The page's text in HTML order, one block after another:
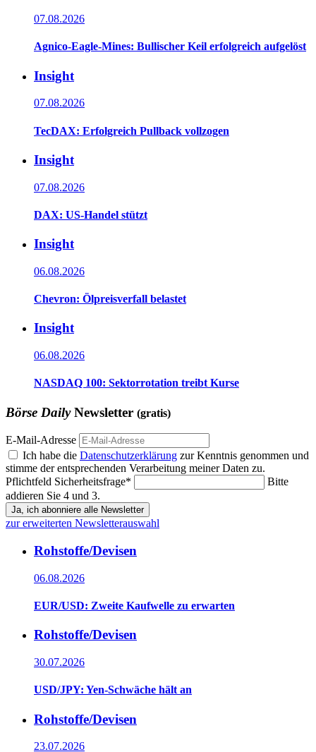
07.08.2026
Agnico-Eagle-Mines: Bullischer Keil erfolgreich aufgelöst
Insight
07.08.2026
TecDAX: Erfolgreich Pullback vollzogen
Insight
07.08.2026
DAX: US-Handel stützt
Insight
06.08.2026
Chevron: Ölpreisverfall belastet
Insight
06.08.2026
NASDAQ 100: Sektorrotation treibt Kurse
Börse DailyNewsletter (gratis)
E-Mail-Adresse
Ich habe die Datenschutzerklärung zur Kenntnis genommen und
stimme der entsprechenden Verarbeitung meiner Daten zu.
Pflichtfeld Sicherheitsfrage*
Bitte
addieren Sie 4 und 3.
Ja, ich abonniere alle Newsletter
zur erweiterten Newsletterauswahl
Rohstoffe/Devisen
06.08.2026
EUR/USD: Zweite Kaufwelle zu erwarten
Rohstoffe/Devisen
30.07.2026
USD/JPY: Yen-Schwäche hält an
Rohstoffe/Devisen
23.07.2026